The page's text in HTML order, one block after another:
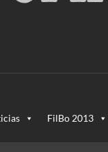
FilBo 2013